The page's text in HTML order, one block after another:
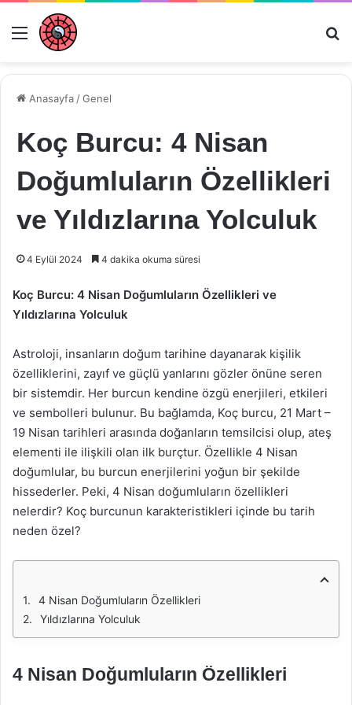
Menü
Anasayfa /Genel
Koç Burcu: 4 Nisan
Doğumluların Özellikleri
ve Yıldızlarına Yolculuk
4 Eylül 2024 4 dakika okuma süresi
Koç Burcu: 4 Nisan Doğumluların Özellikleri ve
Yıldızlarına Yolculuk
Astroloji, insanların doğum tarihine dayanarak kişilik
özelliklerini, zayıf ve güçlü yanlarını gözler önüne seren
bir sistemdir. Her burcun kendine özgü enerjileri, etkileri
ve sembolleri bulunur. Bu bağlamda, Koç burcu, 21 Mart –
19 Nisan tarihleri arasında doğanların temsilcisi olup, ateş
elementi ile ilişkili olan ilk burçtur. Özellikle 4 Nisan
doğumlular, bu burcun enerjilerini yoğun bir şekilde
hissederler. Peki, 4 Nisan doğumluların özellikleri
nelerdir? Koç burcunun karakteristikleri içinde bu tarih
neden özel?
4 Nisan Doğumluların Özellikleri
Yıldızlarına Yolculuk
4 Nisan Doğumluların Özellikleri